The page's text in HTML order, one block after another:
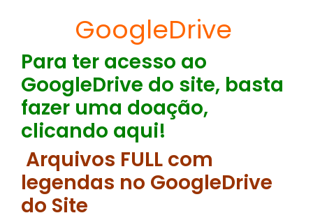
GoogleDrive
Para ter acesso ao
GoogleDrive do site, basta
fazer uma doação,
clicando aqui!
Arquivos FULL com
legendas no GoogleDrive
do Site